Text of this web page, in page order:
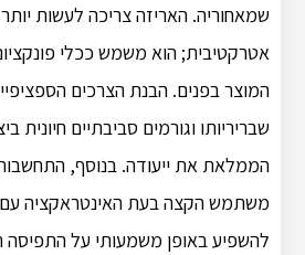
שמאחוריה.האריזה צריכה לעשות
אטרקטיבית;הוא משמש ככלי
המוצר בפנים.הבנת הצרכים
שבריריותו וגורמים סביבתיים חיונית
הממלאת את ייעודה.בנוסף,
משתמש הקצה בעת האינטראקציה עם
להשפיע באופן משמעותי על התפיסה